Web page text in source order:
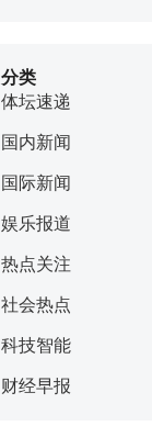
分类
体坛速递
国内新闻
国际新闻
娱乐报道
热点关注
社会热点
科技智能
财经早报